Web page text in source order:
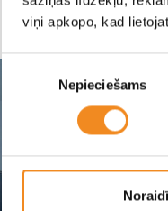
viņi apkopo, kad
Piekrišanas
Nepieciešams